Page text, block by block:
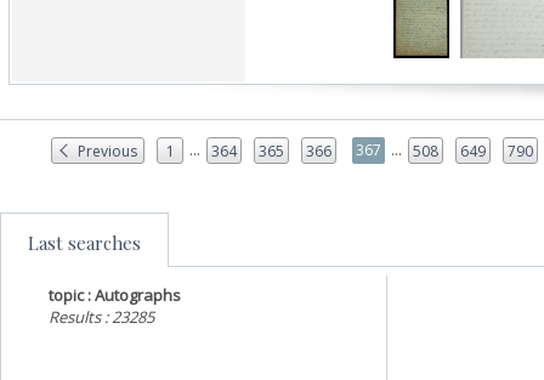
Previous 1 ... 364 365 366 367 ... 508 649 790
Last searches
topic : Autographs
Results : 23285